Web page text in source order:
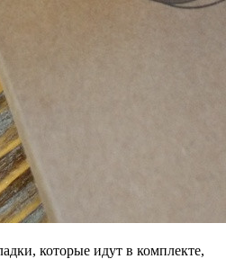
которые идут в комплекте,